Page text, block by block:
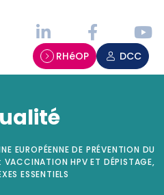
RHéOP DCC
EUROPÉENNE DE PRÉVENTION DU
VACCINATION HPV ET DÉPISTAGE,
ESSENTIELS